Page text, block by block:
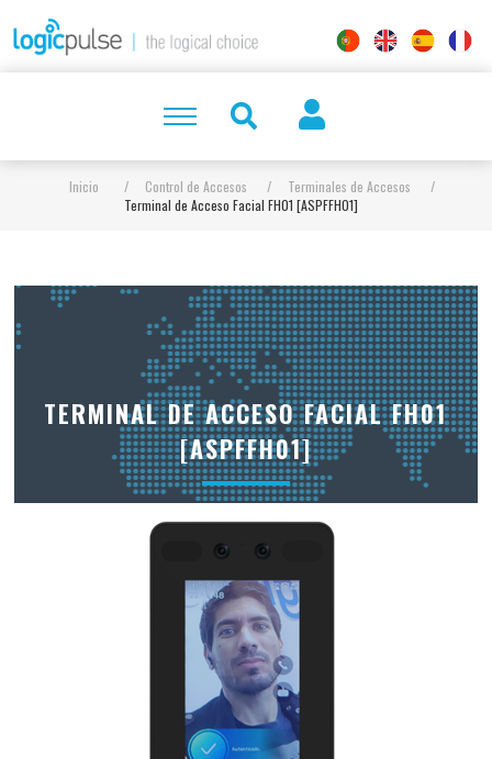
Inicio / Control de Accesos / Terminales de Accesos
/
Terminal de Acceso Facial FH01 [ASPFFH01]
TERMINAL DE ACCESO FACIAL FH01
[ASPFFH01]